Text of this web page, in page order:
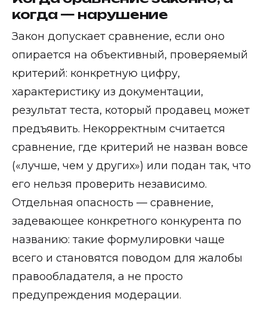
когда — нарушение
Закон допускает сравнение, если оно
опирается на объективный, проверяемый
критерий: конкретную цифру,
характеристику из документации,
результат теста, который продавец может
предъявить. Некорректным считается
сравнение, где критерий не назван вовсе
(«лучше, чем у других») или подан так, что
его нельзя проверить независимо.
Отдельная опасность — сравнение,
задевающее конкретного конкурента по
названию: такие формулировки чаще
всего и становятся поводом для жалобы
правообладателя, а не просто
предупреждения модерации.